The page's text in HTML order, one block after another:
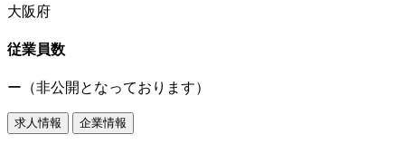
大阪府
従業員数
ー（非公開となっております）
求人情報 企業情報